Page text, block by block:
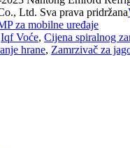
Ltd. Sva prava pridržana
za mobilne uređaje
Iqf Voće, Cijena spiralnog
hrane, Zamrzivač za